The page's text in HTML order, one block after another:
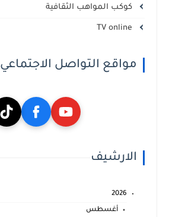
كوكب المواهب الثقافية
مواقع التواصل الاجتماعي
الارشيف
2026
أغسطس